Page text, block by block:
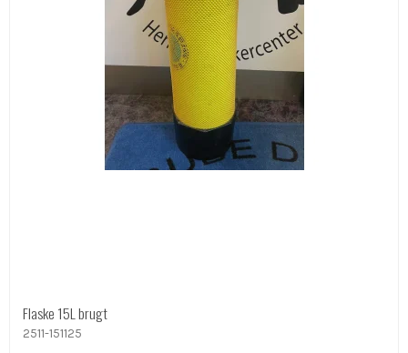
Flaske 15L brugt
2511-151125